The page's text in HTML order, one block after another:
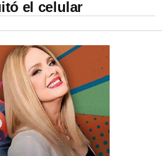
el celular